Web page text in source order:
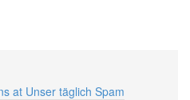
at Unser täglich Spam